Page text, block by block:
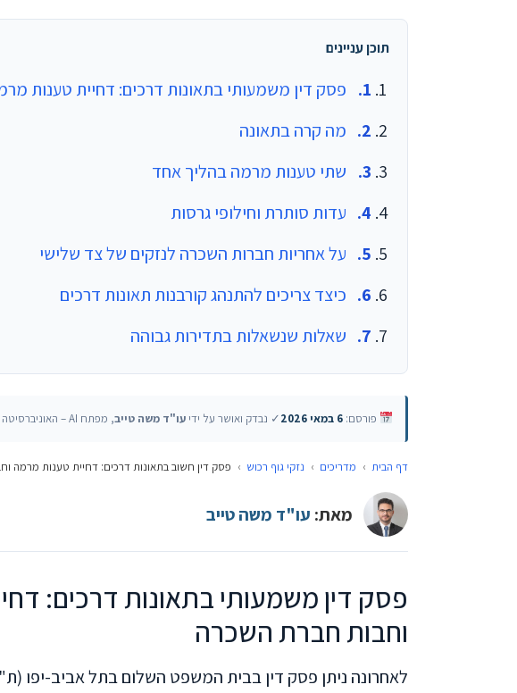
תוכן עניינים
פסק דין משמעותי בתאונות דרכים: דחיית טענות
מה קרה בתאונה
שתי טענות מרמה בהליך אחד
עדות סותרת וחילופי גרסות
על אחריות חברות השכרה לנזקים של צד שלישי
כיצד צריכים להתנהג קורבנות תאונות דרכים
שאלות שנשאלות בתדירות גבוהה
פורסם: 6 במאי 2026 ✓ נבדק ואושר על ידי עו"ד משה טייב, מפתח AI – האוניברסיטה העברית
דף הבית › מדריכים › נזקי גוף רכוש › פסק דין חשוב בתאונות דרכים: דחיית טענות מרמה
מאת: עו"ד משה טייב
פסק דין משמעותי בתאונות דרכים:
וחבות חברת השכרה